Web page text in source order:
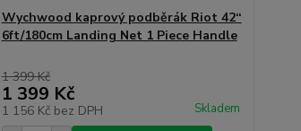
Wychwood kaprový podběrák Riot 42“
6ft/180cm Landing Net 1 Piece Handle
1 399 Kč
1 399 Kč
1 156 Kč bez DPH Skladem